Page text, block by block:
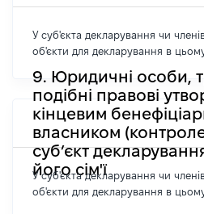
У суб'єкта декларування чи членів
об'єкти для декларування в цьому
9. Юридичні особи,
подібні правові
кінцевим
власником
суб’єкт
його сім'ї
У суб'єкта декларування чи членів
об'єкти для декларування в цьому